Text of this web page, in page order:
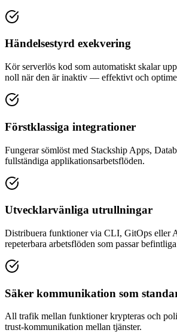
Händelsestyrd exekvering
Kör serverlös kod som automatiskt skalar
noll när den är inaktiv — effektivt och
Förstklassiga integrationer
Fungerar sömlöst med Stackship Apps,
fullständiga applikationsarbetsflöden.
Utvecklarvänliga utrullningar
Distribuera funktioner via CLI, GitOps eller
repeterbara arbetsflöden som passar
Säker kommunikation som
All trafik mellan funktioner krypteras och
trust-kommunikation mellan tjänster.